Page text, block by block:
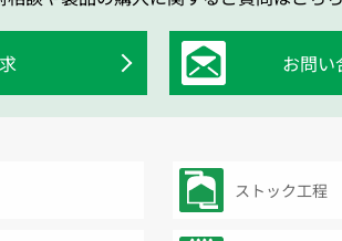
お問い
ストック工程